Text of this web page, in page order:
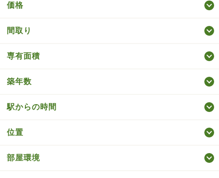
価格
間取り
専有面積
築年数
駅からの時間
位置
部屋環境